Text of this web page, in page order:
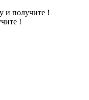
и получите !
!